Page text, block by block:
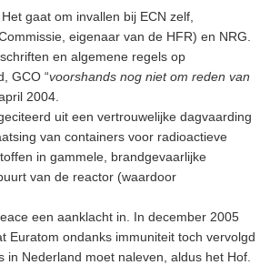
gaat om invallen bij ECN zelf,
eigenaar van de HFR) en NRG.
en algemene regels op
GCO “voorshands nog niet om reden van
2004.
uit een vertrouwelijke dagvaarding
van containers voor radioactieve
in gammele, brandgevaarlijke
van de reactor (waardoor
een aanklacht in. In december 2005
Euratom ondanks immuniteit toch vervolgd
Nederland moet naleven, aldus het Hof.